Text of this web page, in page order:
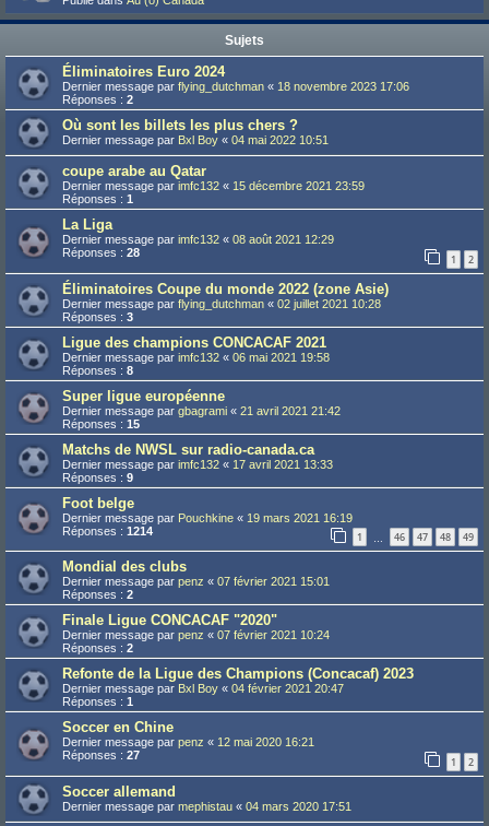
Sujets
Éliminatoires Euro 2024
Dernier message par flying_dutchman « 18 novembre 2023 17:06
Réponses : 2
Où sont les billets les plus chers ?
Dernier message par Bxl Boy « 04 mai 2022 10:51
coupe arabe au Qatar
Dernier message par imfc132 « 15 décembre 2021 23:59
Réponses : 1
La Liga
Dernier message par imfc132 « 08 août 2021 12:29
Réponses : 28 1 2
Éliminatoires Coupe du monde 2022 (zone Asie)
Dernier message par flying_dutchman « 02 juillet 2021 10:28
Réponses : 3
Ligue des champions CONCACAF 2021
Dernier message par imfc132 « 06 mai 2021 19:58
Réponses : 8
Super ligue européenne
Dernier message par gbagrami « 21 avril 2021 21:42
Réponses : 15
Matchs de NWSL sur radio-canada.ca
Dernier message par imfc132 « 17 avril 2021 13:33
Réponses : 9
Foot belge
Dernier message par Pouchkine « 19 mars 2021 16:19
Réponses : 1214 1 46 47 48 49
Mondial des clubs
Dernier message par penz « 07 février 2021 15:01
Réponses : 2
Finale Ligue CONCACAF "2020"
Dernier message par penz « 07 février 2021 10:24
Réponses : 2
Refonte de la Ligue des Champions (Concacaf) 2023
Dernier message par Bxl Boy « 04 février 2021 20:47
Réponses : 1
Soccer en Chine
Dernier message par penz « 12 mai 2020 16:21
Réponses : 27 1 2
Soccer allemand
Dernier message par mephistau « 04 mars 2020 17:51